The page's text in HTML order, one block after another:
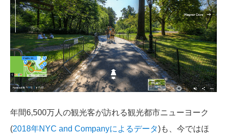
年間6,500万人の観光客が訪れる観光都市ニューヨーク
(2018年NYC and Companyによるデータ)も、今ではほ